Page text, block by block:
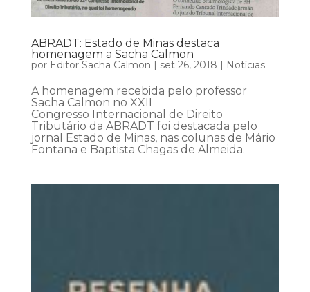
ABRADT: Estado de Minas destaca
homenagem a Sacha Calmon
por Editor Sacha Calmon | set 26, 2018 | Notícias
A homenagem recebida pelo professor
Sacha Calmon no XXII
Congresso Internacional de Direito
Tributário da ABRADT foi destacada pelo
jornal Estado de Minas, nas colunas de Mário
Fontana e Baptista Chagas de Almeida.